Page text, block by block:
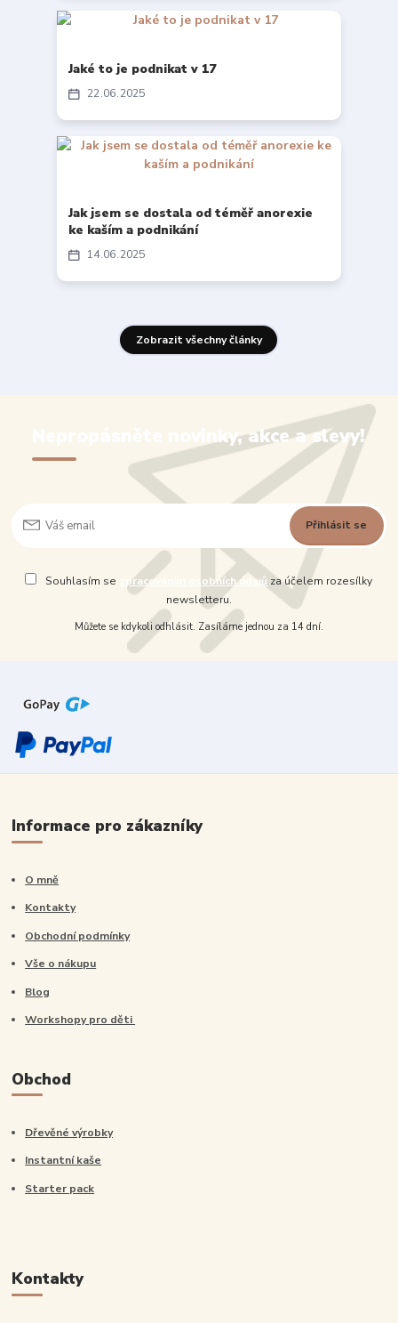
22 06 2025
Jaké to je podnikat v 17
14 06 2025
Jak jsem se dostala od téměř anorexie
ke kaším a podnikání
Zobrazit všechny články
Nepropásněte novinky, akce a slevy!
Přihlásit se
Souhlasím se zpracováním osobních údajů za účelem rozesílky
newsletteru.
Můžete se kdykoli odhlásit. Zasíláme jednou za 14 dní.
Informace pro zákazníky
O mně
Kontakty
Obchodní podmínky
Vše o nákupu
Blog
Workshopy pro děti
Obchod
Dřevěné výrobky
Instantní kaše
Starter pack
Kontakty